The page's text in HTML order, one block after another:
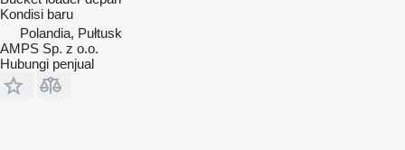
Kondisi baru
Polandia, Pułtusk
AMPS Sp. z o.o.
Hubungi penjual